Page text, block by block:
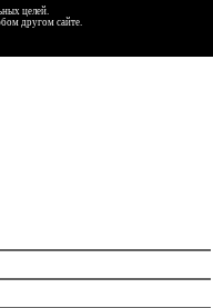
целей.
другом сайте.